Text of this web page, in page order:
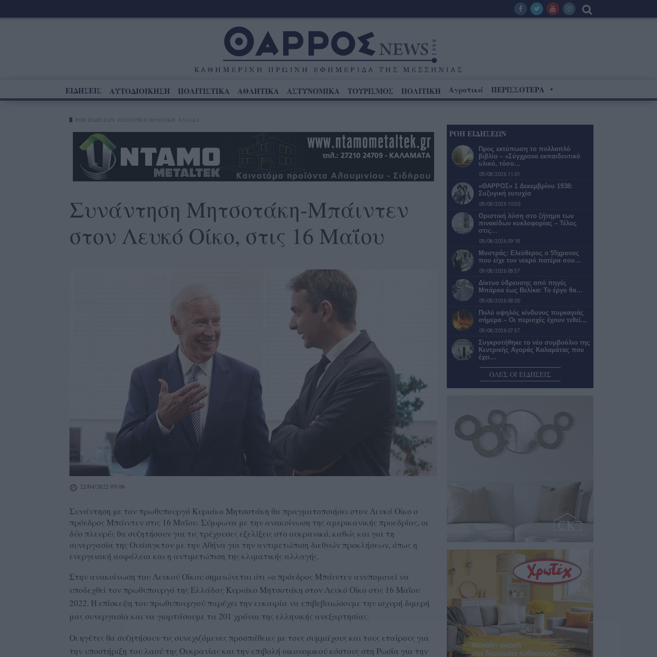
ΕΙΔΗΣΕΙΣ ΑΥΤΟΔΙΟΙΚΗΣΗ ΠΟΛΙΤΙΣΤΙΚΑ ΑΘΛΗΤΙΚΑ ΑΣΤΥΝΟΜΙΚΑ ΤΟΥΡΙΣΜΟΣ ΠΟΛΙΤΙΚΗ Αγροτικά ΠΕΡΙΣΣΟΤΕΡΑ
Συνάντηση Μητσοτάκη-Μπάιντεν
στον Λευκό Οίκο, στις 16 Μαΐου
22/04/2022 09:06
Συνάντηση με τον πρωθυπουργό Κυριάκο Μητσοτάκη θα πραγματοποιήσει στον Λευκό Οίκο ο
πρόεδρος Μπάιντεν στις 16 Μαΐου. Σύμφωνα με την ανακοίνωση της αμερικανικής προεδρίας, οι
δύο πλευρές θα συζητήσουν για τις τρέχουσες εξελίξεις στο ουκρανικό, καθώς και για τη
συνεργασία της Ουάσιγκτον με την Αθήνα για την αντιμετώπιση διεθνών προκλήσεων, όπως η
ενεργειακή ασφάλεια και η αντιμετώπιση της κλιματικής αλλαγής.
Στην ανακοίνωση του Λευκού Οίκου σημειώνεται ότι «ο πρόεδρος Μπάιντεν ανυπομονεί να
υποδεχθεί τον πρωθυπουργό της Ελλάδας Κυριάκο Μητσοτάκη στον Λευκό Οίκο στις 16 Μαΐου
2022. Η επίσκεψη του πρωθυπουργού παρέχει την ευκαιρία να επιβεβαιώσουμε την ισχυρή διμερή
μας συνεργασία και να γιορτάσουμε τα 201 χρόνια της ελληνικής ανεξαρτησίας.
Οι ηγέτες θα συζητήσουν τις συνεχιζόμενες προσπάθειες με τους συμμάχους και τους εταίρους για
την υποστήριξη του λαού της Ουκρανίας και την επιβολή οικονομικού κόστους στη Ρωσία για την
ΡΟΗ ΕΙΔΗΣΕΩΝ
Προς εκτύπωση το πολλαπλό
βιβλίο – «Σύγχρονο εκπαιδευτικό
υλικό, τόσο…
09/08/2026 11:01
«ΘΑΡΡΟΣ» 1 Δεκεμβρίου 1938:
Συζυγική ευτυχία
09/08/2026 10:50
Οριστική λύση στο ζήτημα των
πινακίδων κυκλοφορίας – Τέλος
στις…
09/08/2026 09:18
Μυστράς: Ελεύθερος ο 55χρονος
που είχε τον νεκρό πατέρα σου…
09/08/2026 08:57
Δίκτυο ύδρευσης από πηγές
Μπάρκα έως Βελίκα: Το έργο θα…
09/08/2026 08:00
Πολύ υψηλός κίνδυνος πυρκαγιάς
σήμερα – Οι περιοχές έχουν τεθεί…
09/08/2026 07:57
Συγκροτήθηκε το νέο συμβούλιο της
Κεντρικής Αγοράς Καλαμάτας που
έχει…
09/08/2026 07:38
Μπήκε σε ηλικία που βγάζει ζημιές
το Μέγαρο Χορού Καλαμάτας
Ο καιρός αύριο Κυριακή στην
Καλαμάτα
08/08/2026 20:06
ΟΛΕΣ ΟΙ ΕΙΔΗΣΕΙΣ